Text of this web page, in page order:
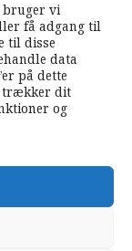
bruger vi
få adgang til
til disse
data
på dette
trækker dit
og
FEEDS